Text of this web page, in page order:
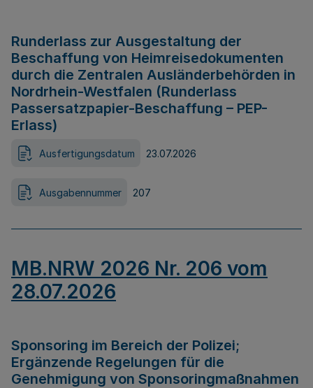
Runderlass zur Ausgestaltung der
Beschaffung von Heimreisedokumenten
durch die Zentralen Ausländerbehörden in
Nordrhein-Westfalen (Runderlass
Passersatzpapier-Beschaffung – PEP-
Erlass)
Ausfertigungsdatum 23.07.2026
Ausgabennummer 207
MB.NRW 2026 Nr. 206 vom
28.07.2026
Sponsoring im Bereich der Polizei;
Ergänzende Regelungen für die
Genehmigung von Sponsoringmaßnahmen